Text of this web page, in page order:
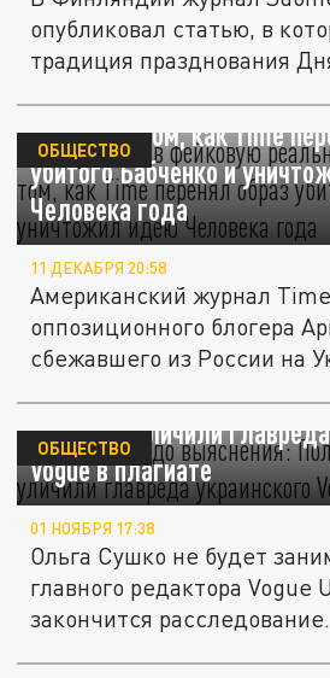
опубликовал статью, в
традиция празднования
Погружение в фейковую
Эксперт о том, как Time
убитого Бабченко и
Человека года
ОБЩЕСТВО
11 ДЕКАБРЯ 20:58
Американский журнал
оппозиционного блогера
сбежавшего из России на
Отстранена до выяснения:
соцсетей уличили
Vogue в плагиате
ОБЩЕСТВО
01 НОЯБРЯ 17:38
Ольга Сушко не будет
главного редактора Vogue
закончится расследование.